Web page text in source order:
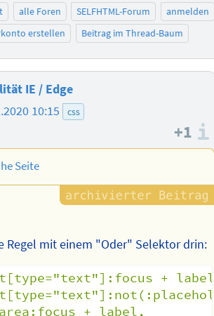
alle Foren SELFHTML-Forum
anmelden
erstellen
Beitrag im Thread-Baum
IE / Edge
10:15 css
+1
Seite
Regel mit einem "Oder" Selektor drin:
+
+ label,